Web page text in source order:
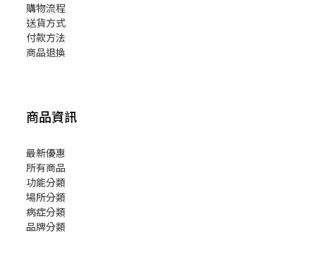
購物流程
送貨方式
付款方法
商品退換
商品資訊
最新優惠
所有商品
功能分類
場所分類
病症分類
品牌分類